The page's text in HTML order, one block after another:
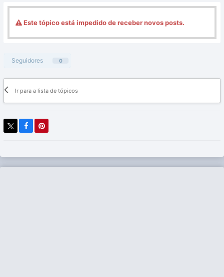
Este tópico está impedido de receber novos posts.
Seguidores 0
Ir para a lista de tópicos